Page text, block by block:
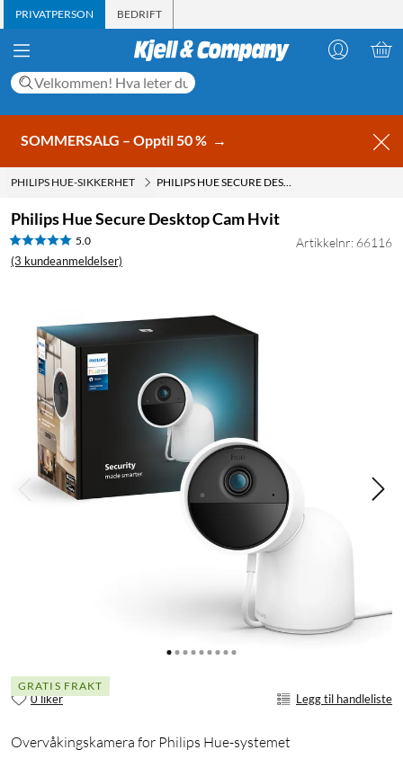
PRIVATPERSON BEDRIFT
SOMMERSALG – Opptil 50 % →
PHILIPS HUE-SIKKERHET PHILIPS HUE SECURE DESKTOP CAM HVIT
Philips Hue Secure Desktop Cam Hvit
5.0
(3 kundeanmeldelser)
Artikkelnr: 66116
GRATIS FRAKT
0 liker Legg til handleliste
Overvåkingskamera for Philips Hue-systemet